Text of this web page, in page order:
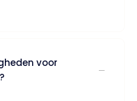
voor